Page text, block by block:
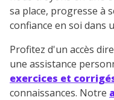
sa place, progresse à
confiance en soi dans
Profitez d'un accès
une assistance
exercices et
connaissances. Notre
Tout le
la Terminale
à la
vidéo